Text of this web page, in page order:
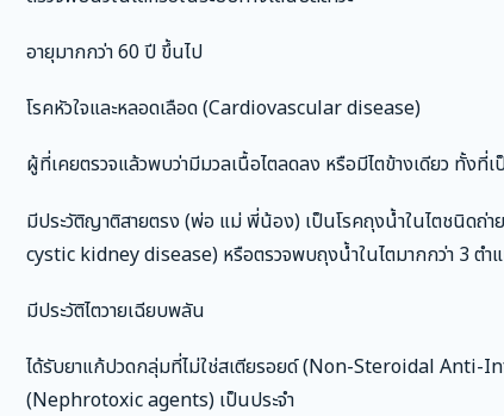
อายุมากกว่า 60 ปี ขึ้นไป
โรคหัวใจและหลอดเลือด (Cardiovascular disease)
ผู้ที่เคยตรวจแล้วพบว่ามีมวลเนื้อไตลดลง หรือมีไตข้างเดียว ทั้งที่
มีประวัติญาติสายตรง (พ่อ แม่ พี่น้อง) เป็นโรคถุงน้ำในไตชนิ
cystic kidney disease) หรือตรวจพบถุงน้ำในไตมากกว่า 3 ตำ
มีประวัติไตวายเฉียบพลัน
ได้รับยาแก้ปวดกลุ่มที่ไม่ใช่สเตียรอยด์ (Non-Steroidal
(Nephrotoxic agents) เป็นประจำ